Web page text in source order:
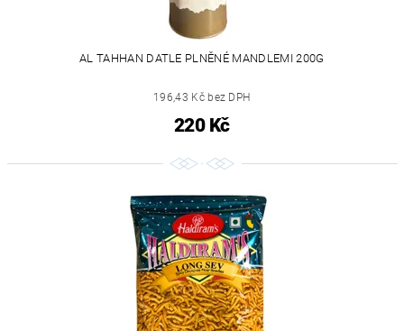
AL TAHHAN DATLE PLNĚNÉ MANDLEMI 200G
196,43 Kč bez DPH
220 Kč